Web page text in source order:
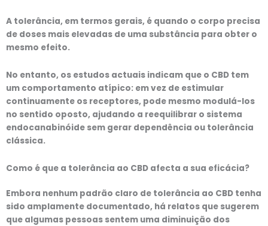
A tolerância, em termos gerais, é quando o corpo precisa
de doses mais elevadas de uma substância para obter o
mesmo efeito.
No entanto, os estudos actuais indicam que o CBD tem
um comportamento atípico: em vez de estimular
continuamente os receptores, pode mesmo modulá-los
no sentido oposto, ajudando a reequilibrar o sistema
endocanabinóide sem gerar dependência ou tolerância
clássica.
Como é que a tolerância ao CBD afecta a sua eficácia?
Embora nenhum padrão claro de tolerância ao CBD tenha
sido amplamente documentado, há relatos que sugerem
que algumas pessoas sentem uma diminuição dos